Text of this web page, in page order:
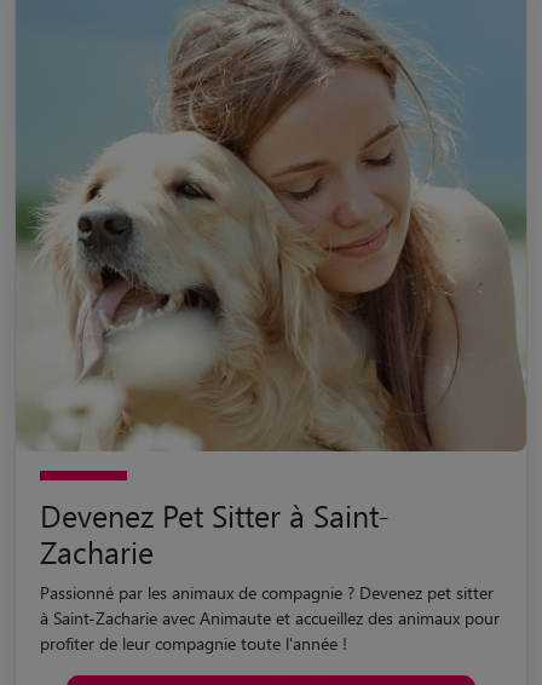
Devenez Pet Sitter à Saint-
Zacharie
Passionné par les animaux de compagnie ? Devenez pet sitter
à Saint-Zacharie avec Animaute et accueillez des animaux pour
profiter de leur compagnie toute l'année !